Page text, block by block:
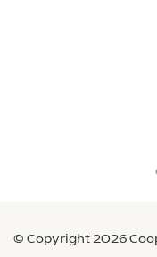
© Copyright 2026